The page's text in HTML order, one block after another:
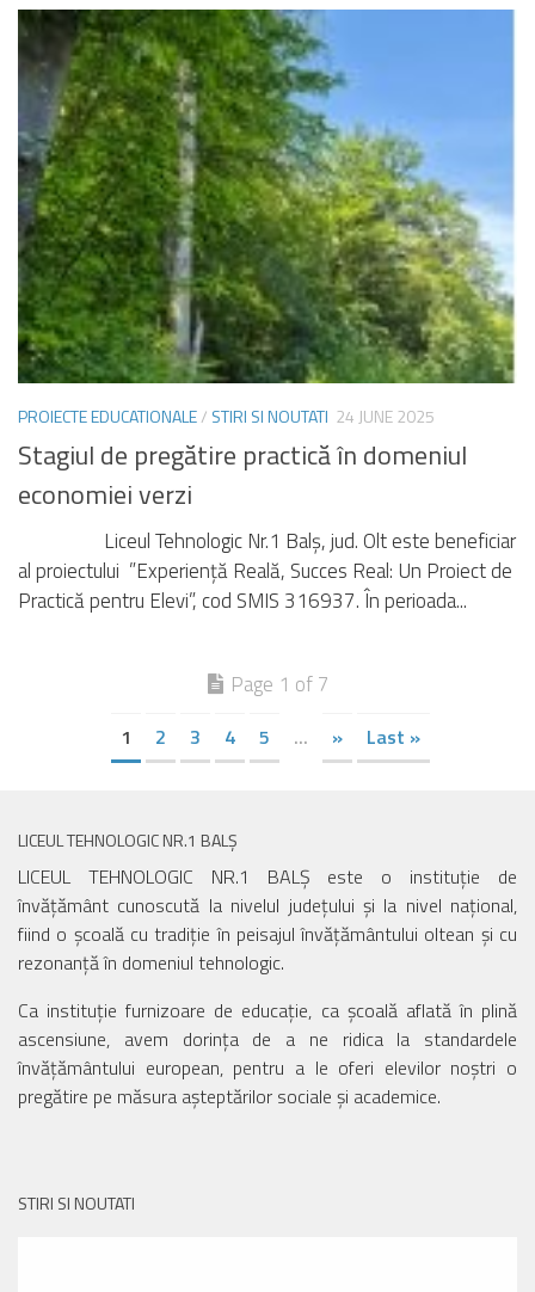
PROIECTE EDUCATIONALE/ STIRI SI NOUTATI 24 JUNE 2025
Stagiul de pregătire practică în domeniul
economiei verzi
Liceul Tehnologic Nr.1 Balș, jud. Olt este beneficiar
al proiectului ”Experiență Reală, Succes Real: Un Proiect de
Practică pentru Elevi”, cod SMIS 316937. În perioada...
Page 1 of 7
1 2 3 4 5 ... » Last »
LICEUL TEHNOLOGIC NR.1 BALȘ
LICEUL TEHNOLOGIC NR.1 BALȘ este o instituție de
învățământ cunoscută la nivelul județului și la nivel național,
fiind o școală cu tradiție în peisajul învățământului oltean și cu
rezonanță în domeniul tehnologic.
Ca instituție furnizoare de educație, ca școală aflată în plină
ascensiune, avem dorința de a ne ridica la standardele
învățământului european, pentru a le oferi elevilor noștri o
pregătire pe măsura așteptărilor sociale și academice.
STIRI SI NOUTATI